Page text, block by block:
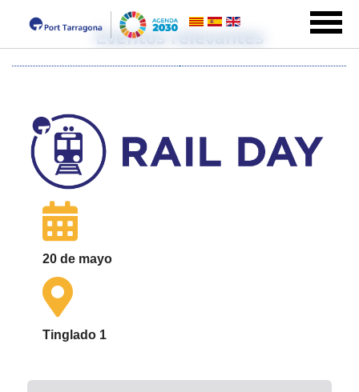
Eventos relevantes
20 de mayo
Tinglado 1